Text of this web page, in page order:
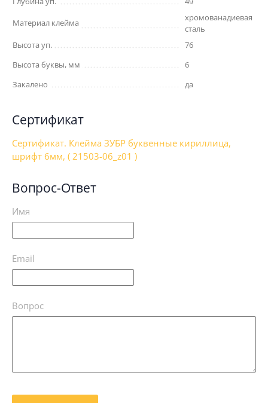
Материал клейма
хромованадиевая
сталь
Высота уп.
76
Высота буквы, мм
6
Закалено
да
Сертификат
Сертификат. Клейма ЗУБР буквенные кириллица,
шрифт 6мм, ( 21503-06_z01 )
Вопрос-Ответ
Имя
Email
Вопрос